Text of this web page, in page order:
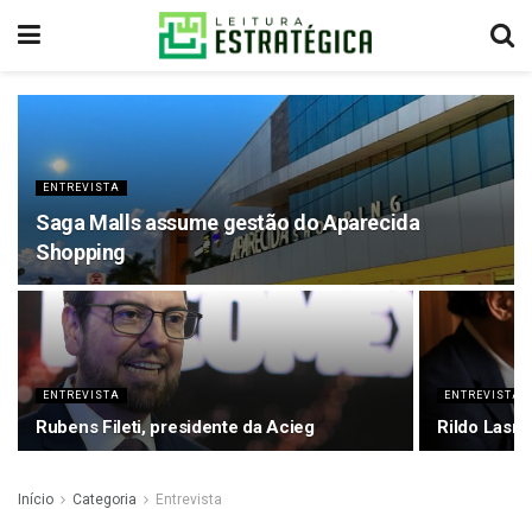
ENTREVISTA
Saga Malls assume gestão do Aparecida
Shopping
ENTREVISTA
Rubens Fileti, presidente da Acieg
ENTREVISTA
Rildo
Início Categoria Entrevista